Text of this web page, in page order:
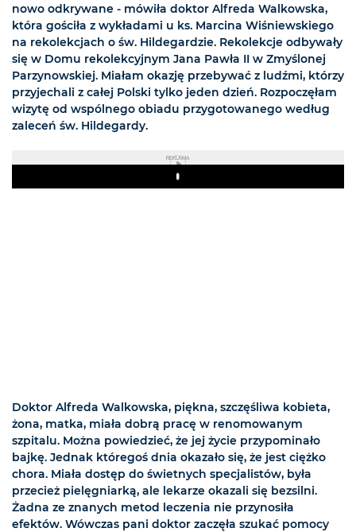
nowo odkrywane - mówiła doktor Alfreda Walkowska,
która gościła z wykładami u ks. Marcina Wiśniewskiego
na rekolekcjach o św. Hildegardzie. Rekolekcje odbywały
się w Domu rekolekcyjnym Jana Pawła II w Zmyślonej
Parzynowskiej. Miałam okazję przebywać z ludźmi, którzy
przyjechali z całej Polski tylko jeden dzień. Rozpoczęłam
wizytę od wspólnego obiadu przygotowanego według
zaleceń św. Hildegardy.
REKLAMA
Play
Doktor Alfreda Walkowska, piękna, szczęśliwa kobieta,
żona, matka, miała dobrą pracę w renomowanym
szpitalu. Można powiedzieć, że jej życie przypominało
bajkę. Jednak któregoś dnia okazało się, że jest ciężko
chora. Miała dostęp do świetnych specjalistów, była
przecież pielęgniarką, ale lekarze okazali się bezsilni.
Żadna ze znanych metod leczenia nie przynosiła
efektów. Wówczas pani doktor zaczęła szukać pomocy